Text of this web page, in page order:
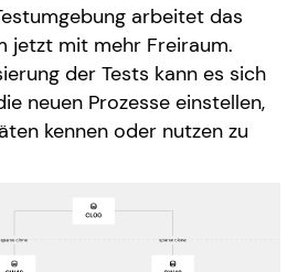
arbeitet das
jetzt mit mehr Freiraum.
der Tests kann es sich
neuen Prozesse einstellen,
kennen oder nutzen zu